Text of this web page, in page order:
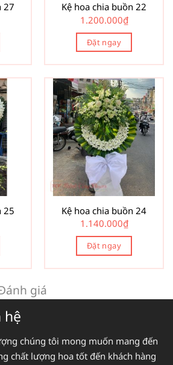
27
Kệ hoa chia buồn 22
1.200.000₫
Đặt ngay
25
Kệ hoa chia buồn 24
1.140.000₫
Đặt ngay
giá
hệ
chúng tôi mong muốn mang đến
chất lượng hoa tốt đến khách hàng